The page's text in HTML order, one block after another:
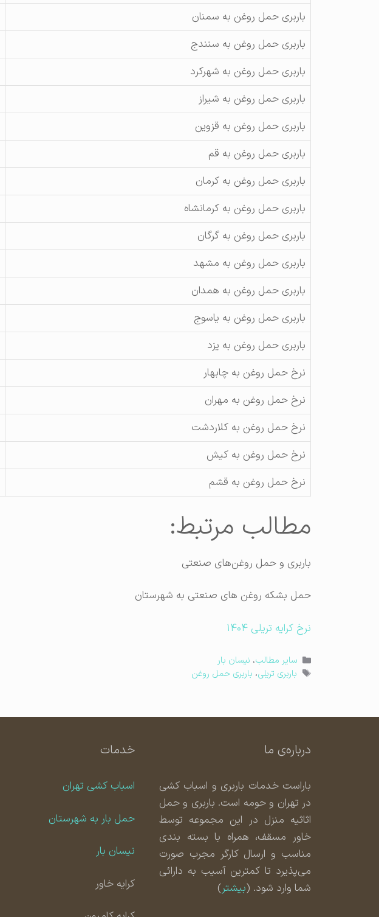
باربری حمل روغن به سمنان
باربری حمل روغن به سنندج
باربری حمل روغن به شهرکرد
باربری حمل روغن به شیراز
باربری حمل روغن به قزوین
باربری حمل روغن به قم
باربری حمل روغن به کرمان
باربری حمل روغن به کرمانشاه
باربری حمل روغن به گرگان
باربری حمل روغن به مشهد
باربری حمل روغن به همدان
باربری حمل روغن به یاسوج
باربری حمل روغن به یزد
نرخ حمل روغن به چابهار
نرخ حمل روغن به مهران
نرخ حمل روغن به کلاردشت
نرخ حمل روغن به کیش
نرخ حمل روغن به قشم
مطالب مرتبط:
باربری و حمل روغن‌های صنعتی
حمل بشکه روغن های صنعتی به شهرستان
نرخ کرایه تریلی ۱۴۰۴
دسته‌ها
سایر مطالب، نیسان بار
برچسب‌ها
باربری تریلی، باربری حمل روغن
درباره‌ی ما
باراست خدمات باربری و اسباب کشی
در تهران و حومه است. باربری و حمل
اثاثیه منزل در این مجموعه توسط
خاور مسقف، همراه با بسته بندی
مناسب و ارسال کارگر مجرب صورت
می‌پذیرد تا کمترین آسیب به دارائی
شما وارد شود. (بیشتر)
خدمات
اسباب کشی تهران
حمل بار به شهرستان
نیسان بار
کرایه خاور